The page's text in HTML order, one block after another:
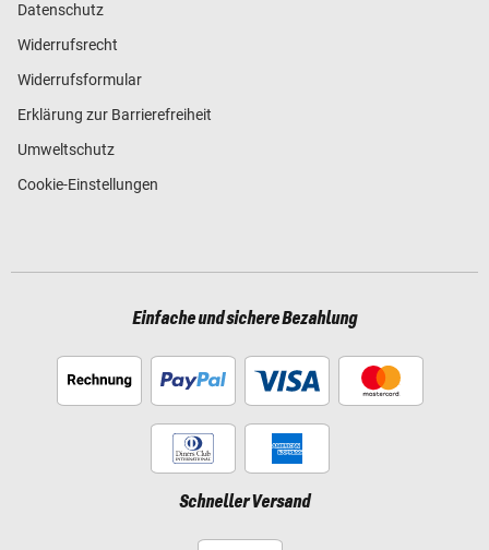
Datenschutz
Widerrufsrecht
Widerrufsformular
Erklärung zur Barrierefreiheit
Umweltschutz
Cookie-Einstellungen
Einfache und sichere Bezahlung
Schneller Versand